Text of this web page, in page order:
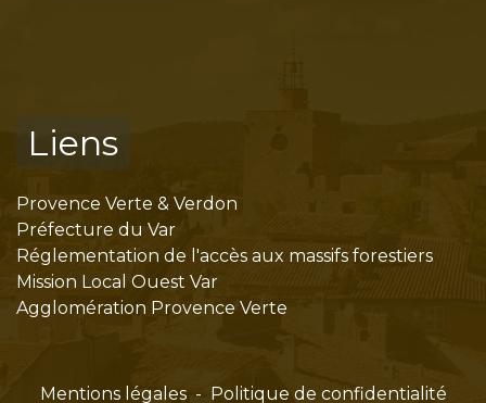
Liens
Provence Verte & Verdon
Préfecture du Var
Réglementation de l'accès aux massifs forestiers
Mission Local Ouest Var
Agglomération Provence Verte
Mentions légales - Politique de confidentialité